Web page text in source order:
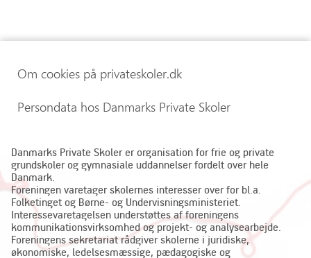
Om cookies på privateskoler.dk
Persondata hos Danmarks Private Skoler
Danmarks Private Skoler er organisation for frie og private
grundskoler og gymnasiale uddannelser fordelt over hele
Danmark.
Foreningen varetager skolernes interesser over for bl.a.
Folketinget og Børne- og Undervisningsministeriet.
Interessevaretagelsen understøttes af foreningens
kommunikationsvirksomhed og projekt- og analysearbejde.
Foreningens sekretariat rådgiver skolerne i juridiske,
økonomiske, ledelsesmæssige, pædagogiske og